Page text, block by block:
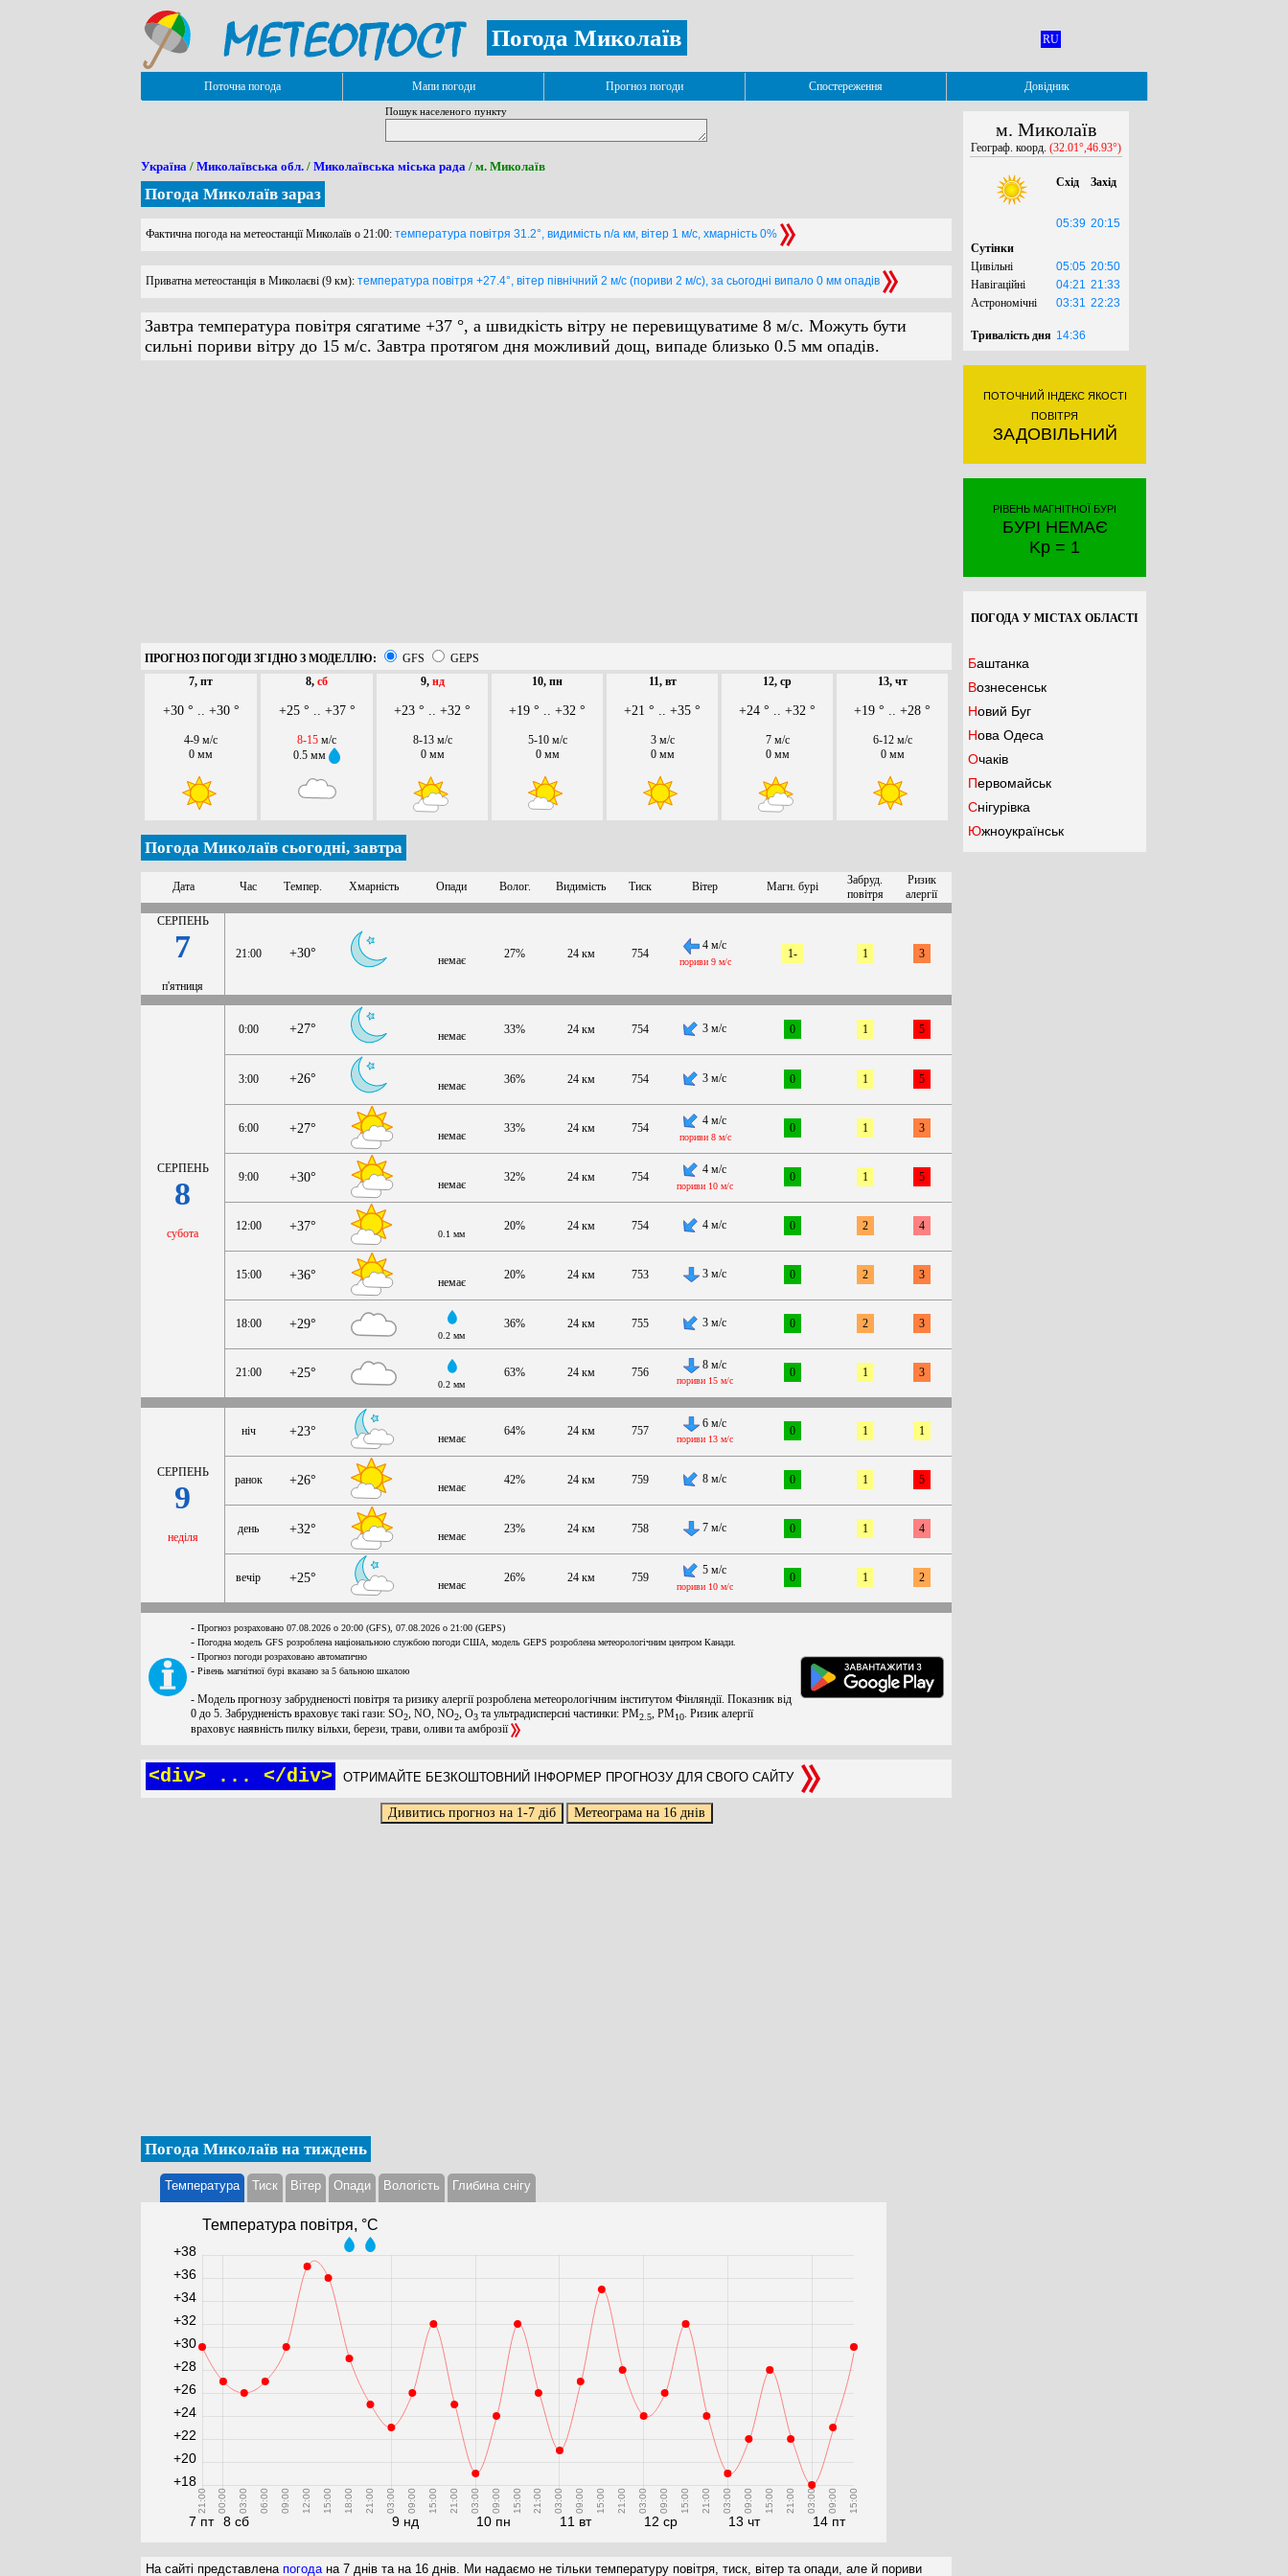
Погода Миколаїв RU
Поточна погода Мапи погоди Прогноз погоди Спостереження Довідник
Пошук населеного пункту
Україна / Миколаївська обл. / Миколаївська міська рада / м. Миколаїв
Погода Миколаїв зараз
Фактична погода на метеостанції Миколаїв о 21:00: температура повітря 31.2°, видимість n/a км, вітер 1 м/с, хмарність 0%
Приватна метеостанція в Миколаєві (9 км): температура повітря +27.4°, вітер північний 2 м/с (пориви 2 м/с), за сьогодні випало 0 мм опадів
Завтра температура повітря сягатиме +37 °, а швидкість вітру не перевищуватиме 8 м/с. Можуть бути
сильні пориви вітру до 15 м/с. Завтра протягом дня можливий дощ, випаде близько 0.5 мм опадів.
ПРОГНОЗ ПОГОДИ ЗГІДНО З МОДЕЛЛЮ: GFS
GEPS
7, пт
+30 ° .. +30 °
4-9 м/с
0 мм
8, сб
+25 ° .. +37 °
8-15 м/с
0.5 мм
9, нд
+23 ° .. +32 °
8-13 м/с
0 мм
10, пн
+19 ° .. +32 °
5-10 м/с
0 мм
11, вт
+21 ° .. +35 °
3 м/с
0 мм
12, ср
+24 ° .. +32 °
7 м/с
0 мм
13, чт
+19 ° .. +28 °
6-12 м/с
0 мм
Погода Миколаїв сьогодні, завтра
Дата Час Темпер. Хмарність Опади Волог. Видимість Тиск Вітер Магн. бурі
Забруд.
повітря
Ризик
алергії
СЕРПЕНЬ
7
п'ятниця
21:00 +30° немає 27% 24 км 754
4 м/с
пориви 9 м/с
1- 1 3
СЕРПЕНЬ
8
субота
0:00 +27° немає 33% 24 км 754 3 м/с 0 1 5
3:00 +26° немає 36% 24 км 754 3 м/с 0 1 5
6:00 +27° немає
33% 24 км 754
4 м/с
пориви 8 м/с
0 1 3
9:00 +30° немає
32% 24 км 754
4 м/с
пориви 10 м/с
0 1 5
12:00 +37°
0.1 мм
20% 24 км 754 4 м/с 0 2 4
15:00 +36° немає
20% 24 км 753 3 м/с 0 2 3
18:00 +29°
0.2 мм
36% 24 км 755 3 м/с 0 2 3
21:00 +25°
0.2 мм
63% 24 км 756
8 м/с
пориви 15 м/с
0 1 3
СЕРПЕНЬ
9
неділя
ніч +23° немає
64% 24 км 757
6 м/с
пориви 13 м/с
0 1 1
ранок +26° немає
42% 24 км 759 8 м/с 0 1 5
день +32° немає
23% 24 км 758 7 м/с 0 1 4
вечір +25° немає
26% 24 км 759
5 м/с
пориви 10 м/с
0 1 2
- Прогноз розраховано 07.08.2026 о 20:00 (GFS), 07.08.2026 о 21:00 (GEPS)
- Погодна модель GFS розроблена національною службою погоди США, модель GEPS розроблена метеорологічним центром Канади.
- Прогноз погоди розраховано автоматично
- Рівень магнітної бурі вказано за 5 бальною шкалою
- Модель прогнозу забрудненості повітря та ризику алергії розроблена метеорологічним інститутом Фінляндії. Показник від
0 до 5. Забрудненість враховує такі гази: SO2 , NO, NO2 , O3 та ультрадисперсні частинки: PM2.5 , PM10 . Ризик алергії
враховує наявність пилку вільхи, берези, трави, оливи та амброзії
<div> ... </div> ОТРИМАЙТЕ БЕЗКОШТОВНИЙ ІНФОРМЕР ПРОГНОЗУ ДЛЯ СВОГО САЙТУ
Погода Миколаїв на тиждень
Температура Тиск Вітер Опади Вологість Глибина снігу
Температура повітря, °С
7 пт
21:00
8 сб
00:00 03:00 06:00 09:00 12:00 15:00 18:00 21:00
9 нд
03:00 09:00 15:00 21:00
10 пн
03:00 09:00 15:00 21:00
11 вт
03:00 09:00 15:00 21:00
12 ср
03:00 09:00 15:00 21:00
13 чт
03:00 09:00 15:00 21:00
14 пт
03:00 09:00 15:00
+18
+20
+22
+24
+26
+28
+30
+32
+34
+36
+38
На сайті представлена погода на 7 днів та на 16 днів. Ми надаємо не тільки температуру повітря, тиск, вітер та опади, але й пориви
м. Миколаїв
Географ. коорд. (32.01°,46.93°)
Схід Захід
05:39 20:15
Сутінки
Цивільні
05:05 20:50
Навігаційні
04:21 21:33
Астрономічні
03:31 22:23
Тривалість дня 14:36
ПОТОЧНИЙ ІНДЕКС ЯКОСТІ
ПОВІТРЯ
ЗАДОВІЛЬНИЙ
РІВЕНЬ МАГНІТНОЇ БУРІ
БУРІ НЕМАЄ
Kp = 1
ПОГОДА У МІСТАХ ОБЛАСТІ
Баштанка
Вознесенськ
Новий Буг
Нова Одеса
Очаків
Первомайськ
Снігурівка
Южноукраїнськ